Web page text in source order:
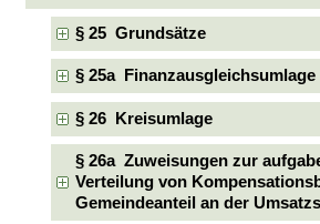
§ 25 Grundsätze
§ 25a Finanzausgleichsumlage
§ 26 Kreisumlage
§ 26a Zuweisungen zur
Verteilung von
Gemeindeanteil an der